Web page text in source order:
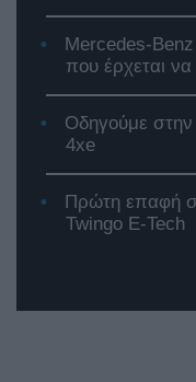
Mercedes-
που έρχεται
Οδηγούμε
4xe
Πρώτη επαφή
Twingo E-Tech